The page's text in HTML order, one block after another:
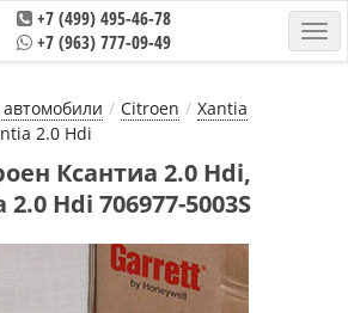
+7 (499) 495-46-78
+7 (963) 777-09-49
Citroen
Xantia
2.0 Hdi
Ксантиа 2.0 Hdi,
Hdi 706977-5003S